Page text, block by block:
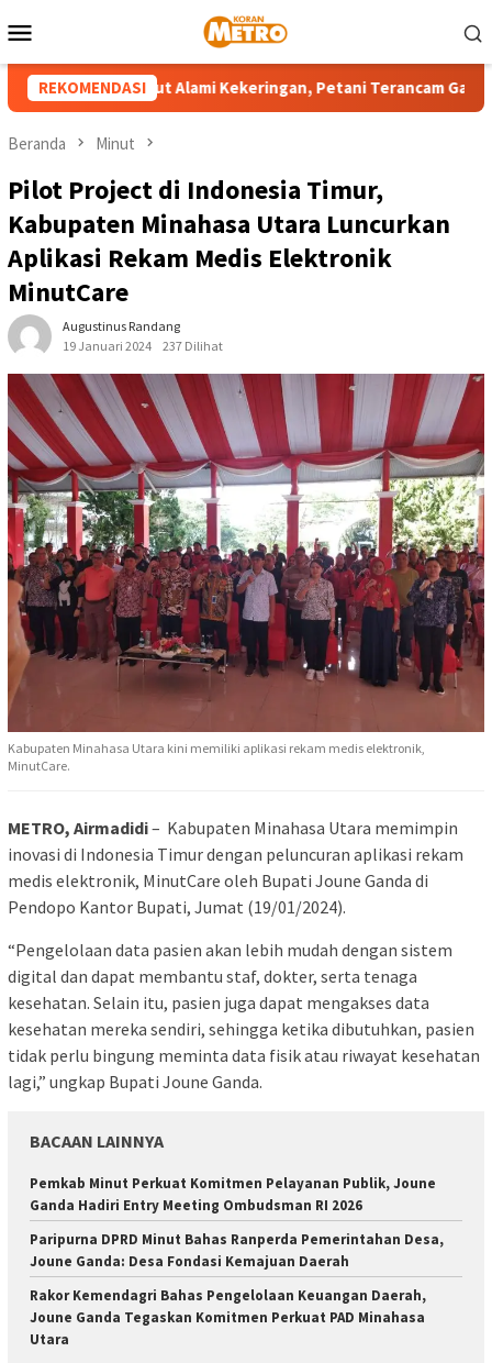
ke
Mobile
REKOMENDASI
Wilayah Sulut Alami Kekeringan, Petani Terancam Gagal Panen
Beranda Minut
Pilot Project di Indonesia Timur,
Kabupaten Minahasa Utara Luncurkan
Aplikasi Rekam Medis Elektronik
MinutCare
Augustinus Randang
19 Januari 2024
237 Dilihat
Kabupaten Minahasa Utara kini memiliki aplikasi rekam medis elektronik,
MinutCare.
METRO, Airmadidi– Kabupaten Minahasa Utara memimpin
inovasi di Indonesia Timur dengan peluncuran aplikasi rekam
medis elektronik, MinutCare oleh Bupati Joune Ganda di
Pendopo Kantor Bupati, Jumat (19/01/2024).
“Pengelolaan data pasien akan lebih mudah dengan sistem
digital dan dapat membantu staf, dokter, serta tenaga
kesehatan. Selain itu, pasien juga dapat mengakses data
kesehatan mereka sendiri, sehingga ketika dibutuhkan, pasien
tidak perlu bingung meminta data fisik atau riwayat kesehatan
lagi,” ungkap Bupati Joune Ganda.
BACAAN LAINNYA
Pemkab Minut Perkuat Komitmen Pelayanan Publik, Joune
Ganda Hadiri Entry Meeting Ombudsman RI 2026
Paripurna DPRD Minut Bahas Ranperda Pemerintahan Desa,
Joune Ganda: Desa Fondasi Kemajuan Daerah
Rakor Kemendagri Bahas Pengelolaan Keuangan Daerah,
Joune Ganda Tegaskan Komitmen Perkuat PAD Minahasa
Utara